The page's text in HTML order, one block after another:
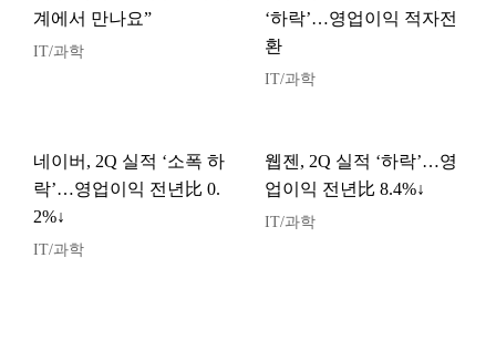
계에서 만나요”
IT/과학
‘하락’…영업이익 적자전
환
IT/과학
네이버, 2Q 실적 ‘소폭 하
락’…영업이익 전년比 0.
2%↓
IT/과학
웹젠, 2Q 실적 ‘하락’…영
업이익 전년比 8.4%↓
IT/과학